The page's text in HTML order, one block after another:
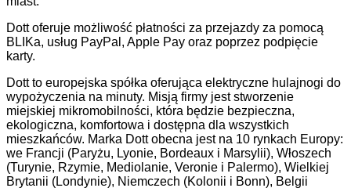
Dott oferuje możliwość płatności za przejazdy za pomocą
BLIKa, usług PayPal, Apple Pay oraz poprzez podpięcie
karty.
Dott to europejska spółka oferująca elektryczne hulajnogi do
wypożyczenia na minuty. Misją firmy jest stworzenie
miejskiej mikromobilności, która będzie bezpieczna,
ekologiczna, komfortowa i dostępna dla wszystkich
mieszkańców. Marka Dott obecna jest na 10 rynkach Europy:
we Francji (Paryżu, Lyonie, Bordeaux i Marsylii), Włoszech
(Turynie, Rzymie, Mediolanie, Veronie i Palermo), Wielkiej
Brytanii (Londynie), Niemczech (Kolonii i Bonn), Belgii